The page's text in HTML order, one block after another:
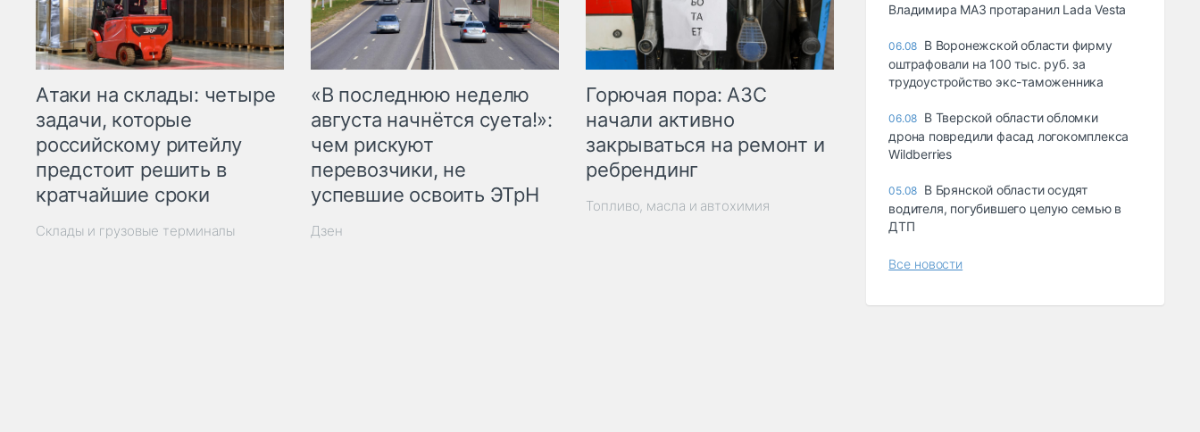
Атаки на склады: четыре
задачи, которые
российскому ритейлу
предстоит решить в
кратчайшие сроки
Склады и грузовые терминалы
«В последнюю неделю
августа начнётся суета!»:
чем рискуют
перевозчики, не
успевшие освоить ЭТрН
Дзен
Горючая пора: АЗС
начали активно
закрываться на ремонт и
ребрендинг
Топливо, масла и автохимия
Владимира МАЗ протаранил Lada Vesta
06.08 В Воронежской области фирму
оштрафовали на 100 тыс. руб. за
трудоустройство экс-таможенника
06.08 В Тверской области обломки
дрона повредили фасад логокомплекса
Wildberries
05.08 В Брянской области осудят
водителя, погубившего целую семью в
ДТП
Все новости